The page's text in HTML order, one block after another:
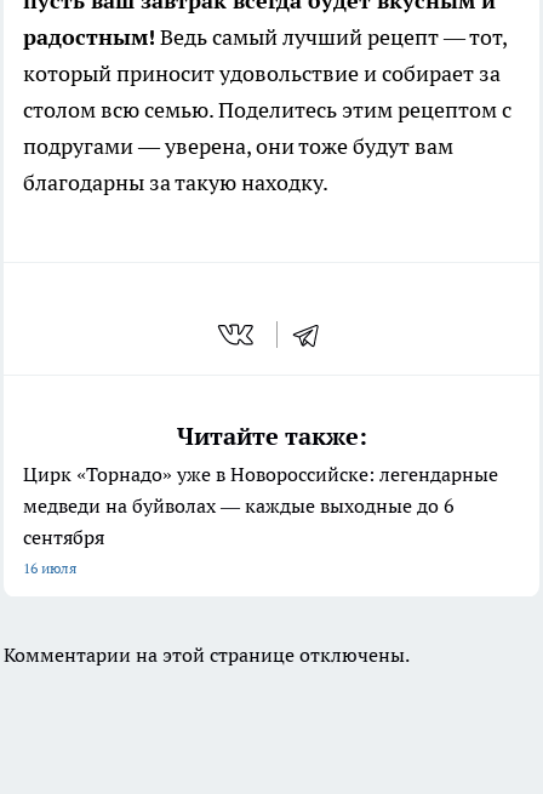
радостным! Ведь самый лучший рецепт — тот,
который приносит удовольствие и собирает за
столом всю семью. Поделитесь этим рецептом с
подругами — уверена, они тоже будут вам
благодарны за такую находку.
Читайте также:
Цирк «Торнадо» уже в Новороссийске: легендарные
медведи на буйволах — каждые выходные до 6
сентября
16 июля
Комментарии на этой странице отключены.